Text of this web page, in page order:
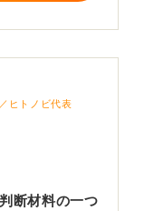
ヒトノビ代表
断材料の一つ